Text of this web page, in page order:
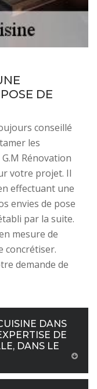
DE
conseillé
les
Rénovation
votre projet. Il
effectuant une
envies de pose
par la suite.
mesure de
concrétiser.
demande de
DANS
DE
DANS LE